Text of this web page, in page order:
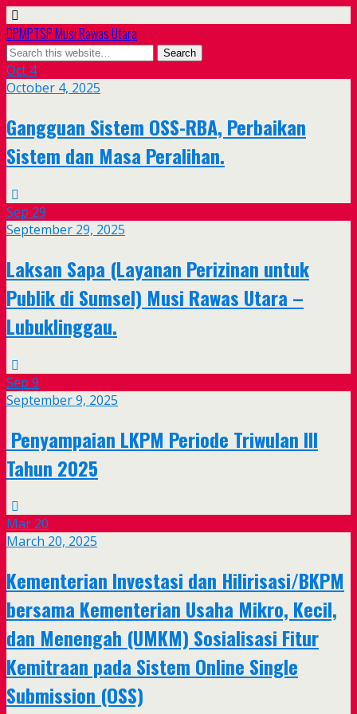
DPMPTSP Musi Rawas Utara
Oct 4
October 4, 2025
Gangguan Sistem OSS-RBA, Perbaikan
Sistem dan Masa Peralihan.
Sep 29
September 29, 2025
Laksan Sapa (Layanan Perizinan untuk
Publik di Sumsel) Musi Rawas Utara –
Lubuklinggau.
Sep 9
September 9, 2025
Penyampaian LKPM Periode Triwulan III
Tahun 2025
Mar 20
March 20, 2025
Kementerian Investasi dan Hilirisasi/BKPM
bersama Kementerian Usaha Mikro, Kecil,
dan Menengah (UMKM) Sosialisasi Fitur
Kemitraan pada Sistem Online Single
Submission (OSS)